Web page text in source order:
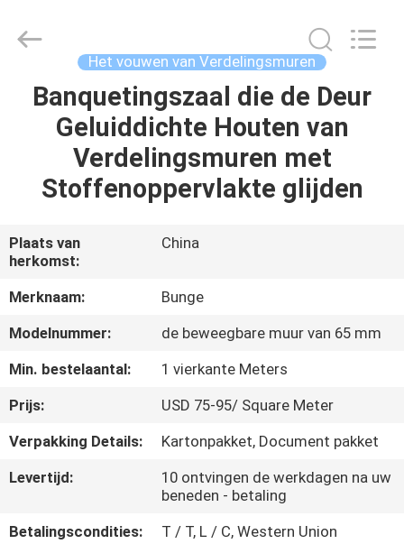
HUIS
PRODUCTEN
ONS
FABRIEKSREIS
KWALITEITSCONTROLE
CONTACTEER
ONS
Material
Industrial
Reserved.
Het vouwen van Verdelingsmuren
Banquetingszaal die de Deur
Geluiddichte Houten van
Verdelingsmuren met
Stoffenoppervlakte glijden
Plaats van
herkomst:
China
Merknaam:
Bunge
Modelnummer:
de beweegbare muur van 65 mm
Min. bestelaantal:
1 vierkante Meters
Prijs:
USD 75-95/ Square Meter
Verpakking Details:
Kartonpakket, Document pakket
Levertijd:
10 ontvingen de werkdagen na uw
beneden - betaling
Betalingscondities:
T / T, L / C, Western Union